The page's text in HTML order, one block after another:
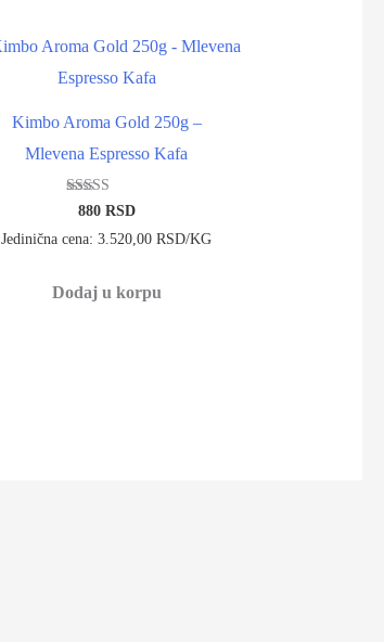
Kimbo Aroma Gold 250g –
Mlevena Espresso Kafa
Ocenjeno sa
od 5
880 RSD
Jedinična cena: 3.520,00 RSD/KG
Dodaj u korpu